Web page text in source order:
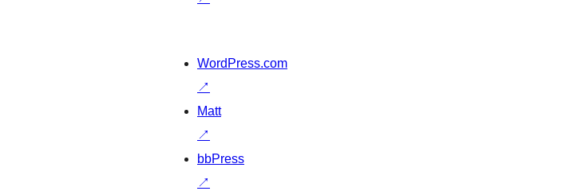
WordPress.com
↗
Matt
↗
bbPress
↗